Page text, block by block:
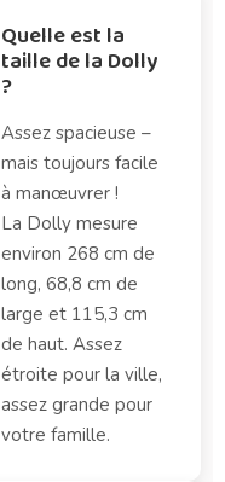
Quelle est la
taille de la Dolly
?
Assez spacieuse –
mais toujours facile
à manœuvrer !
La Dolly mesure
environ 268 cm de
long, 68,8 cm de
large et 115,3 cm
de haut. Assez
étroite pour la ville,
assez grande pour
votre famille.